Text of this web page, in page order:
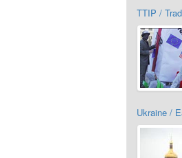
TTIP /
Ukraine /